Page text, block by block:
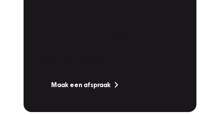
Maak een afspraak